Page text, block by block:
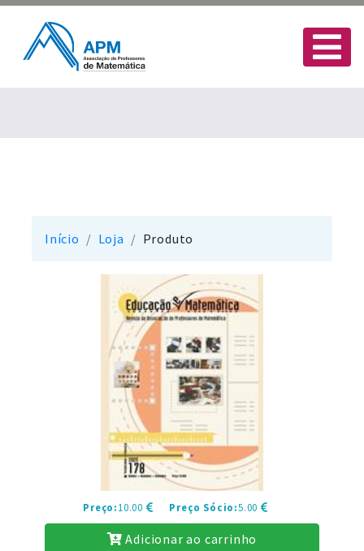
Início Loja Produto
Preço:10.00 Preço Sócio:5.00
Adicionar ao carrinho